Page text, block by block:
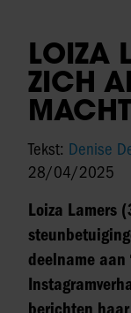
LOIZA
ZICH
Tekst: Denise
28/04/2025
Loiza Lamers
deelname aan